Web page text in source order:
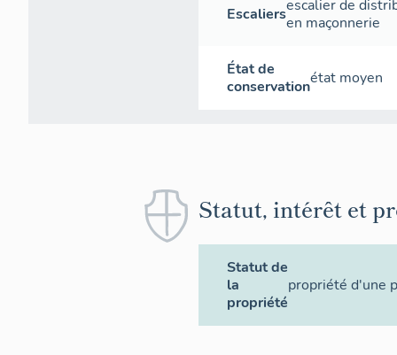
Escaliersescalier de
en maçonnerie
État de
conservationétat moyen
Statut, intérêt et
Statut de
la
propriété
propriété d'une